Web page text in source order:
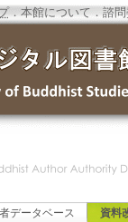
．本館について．諮
データベース 資料